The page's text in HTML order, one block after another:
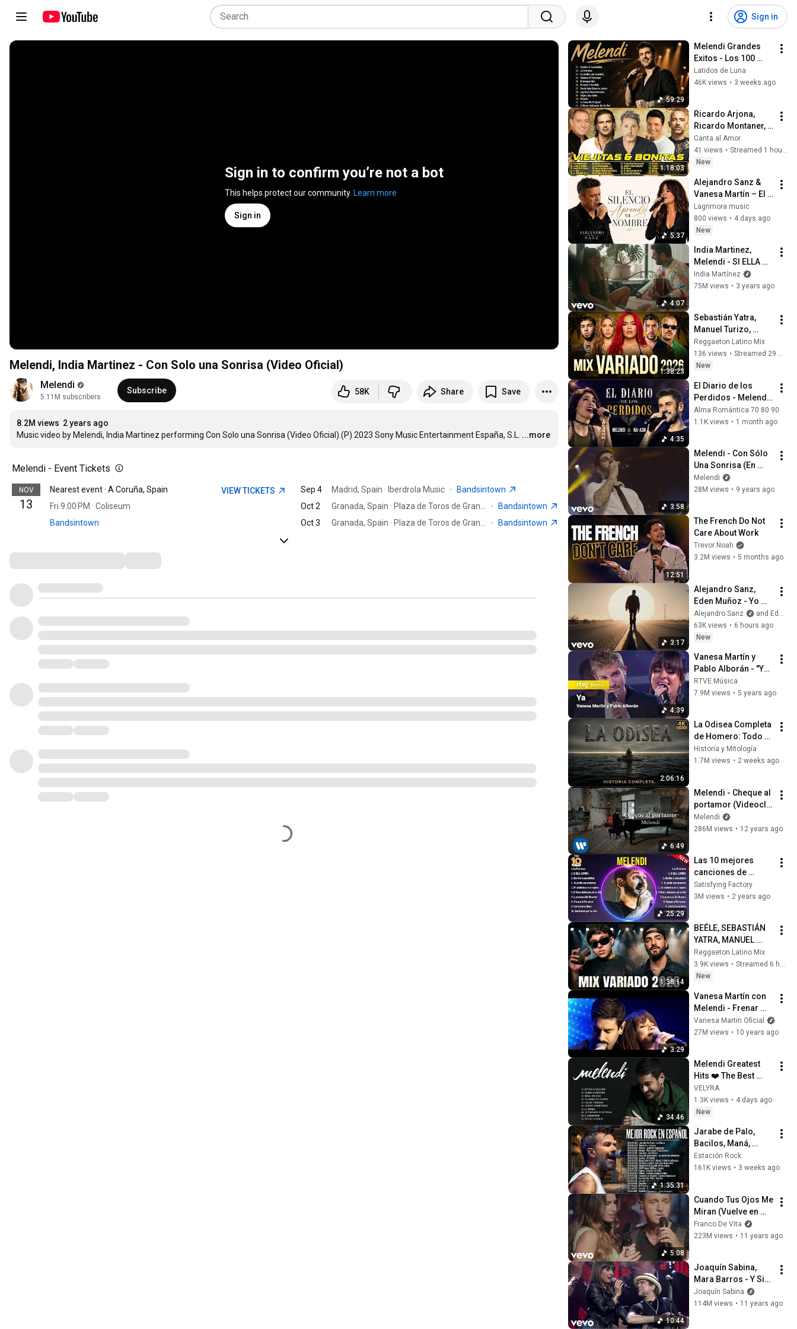
Sign in
Sign in to confirm you’re not a bot
This helps protect our community. Learn more
Sign in
Melendi, India Martinez - Con Solo una Sonrisa (Video Oficial)
Melendi
5.11M subscribers
Subscribe 58K Share Save
8.2M views 2 years ago
Music video by Melendi, India Martinez performing Con Solo una Sonrisa (Video Oficial).(P) 2023 Sony Music Entertainment España, S.L. ...more
Melendi - Event Tickets
NOV
13
Nearest event · A Coruña, Spain
Fri 9:00 PM · Coliseum
Bandsintown
VIEW TICKETS Sep 4 Madrid, Spain · Iberdrola Music ·
Bandsintown
Oct 2
·
Bandsintown
Oct 3
· Bandsintown
59:29
Melendi Grandes
Exitos - Los 100
Mejores
ArtistasPara
Latidos de Luna
46K views • 3 weeks ago
1:18:03
Ricardo Arjona,
Ricardo Montaner,
Luis Miguel,
Chayanne, Franco
De Vita Mix 🌹
Sonadas
Canta al Amor
41 views •
Streamed 1 hour ago
New
5:37
Alejandro Sanz &
Vanesa Martín – El
Silencio Aprendió
Mi Nombre | Balada
Romántica de
Lagrimora music
800 views • 4 days ago
New
4:07
India Martinez,
Melendi - SI ELLA
SUPIERA (Video
Oficial)
India Martínez
75M views • 3 years ago
1:38:23
Sebastián Yatra,
Manuel Turizo,
Maluma, KAROL G,
Shakira, Luis Fonsi,
Enrique Iglesias,
Reggaeton Latino Mix
136 views •
Streamed 29 minutes ago
New
4:35
El Diario de los
Perdidos - Melendi
ft. Ha*Ash
Alma Romántica 70 80 90
1.1K views • 1 month ago
3:58
Melendi - Con Sólo
Una Sonrisa (En
Directo)
Melendi
28M views • 9 years ago
12:51
The French Do Not
Care About Work
Trevor Noah
3.2M views • 5 months ago
3:17
Alejandro Sanz,
Eden Muñoz - Yo
Era Poesía (Video
Oficial)
Alejandro Sanz
and Eden Muñoz
63K views • 6 hours ago
New
4:39
Vanesa Martín y
Pablo Alborán - "Ya"
(2017)
RTVE Música
7.9M views • 5 years ago
2:06:16
La Odisea Completa
de Homero: Todo el
Viaje de Odiseo
desde Troya hasta
Historia y Mitología
1.7M views • 2 weeks ago
6:49
Melendi - Cheque al
portamor (Videoclip
oficial)
Melendi
286M views • 12 years ago
25:29
Las 10 mejores
canciones de
Melendi 2024
Satisfying Factory
3M views • 2 years ago
1:38:14
BEÉLE, SEBASTIÁN
YATRA, MANUEL
TURIZO, MALUMA,
KAROL G,  LUIS
FONSI, BAD BUNNY💃
2026
Reggaeton Latino Mix
3.9K views •
Streamed 6 hours ago
New
3:29
Vanesa Martín con
Melendi - Frenar
enero (Directo)
Vanesa Martin Oficial
27M views • 10 years ago
34:46
Melendi Greatest
Hits ❤️ The Best
Melendi Songs 2026
VELYRA
1.3K views • 4 days ago
New
1:35:31
Jarabe de Palo,
Bacilos, Maná,
Andrés Calamaro,
La Ley - Lo Mejor Del
Estación Rock
161K views • 3 weeks ago
5:08
Cuando Tus Ojos Me
Miran (Vuelve en
Primera Fila - Live
Version)
Franco De Vita
223M views • 11 years ago
10:44
Joaquín Sabina,
Mara Barros - Y Sin
Embargo Te Quiero
/ Y Sin Embargo
Joaquín Sabina
114M views • 11 years ago